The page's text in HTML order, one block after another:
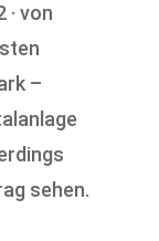
· von
–
sehen.